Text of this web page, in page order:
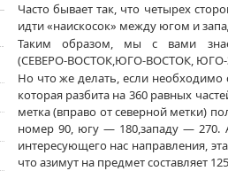
Часто бывает так, что четырех
идти «наискосок» между югом и
Таким образом, мыс вами
(СЕВЕРО-ВОСТОК,ЮГО-ВОСТОК,
Но что же делать, если необходимо
которая разбита на 360 равных
метка (вправо от севернойметки)
номер 90, югу — 180,западу — 270.
интересующего нас направления,
что азимут на предметсоставляет